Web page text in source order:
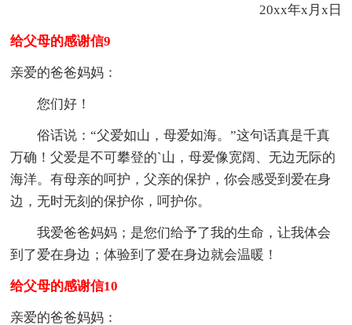
20xx年x月x日
给父母的感谢信9
亲爱的爸爸妈妈：
您们好！
俗话说：“父爱如山，母爱如海。”这句话真是千真
万确！父爱是不可攀登的`山，母爱像宽阔、无边无际的
海洋。有母亲的呵护，父亲的保护，你会感受到爱在身
边，无时无刻的保护你，呵护你。
我爱爸爸妈妈；是您们给予了我的生命，让我体会
到了爱在身边；体验到了爱在身边就会温暖！
给父母的感谢信10
亲爱的爸爸妈妈：